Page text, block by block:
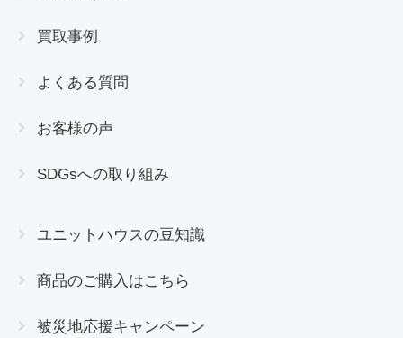
買取事例
よくある質問
お客様の声
SDGsへの取り組み
ユニットハウスの豆知識
商品のご購入はこちら
被災地応援キャンペーン